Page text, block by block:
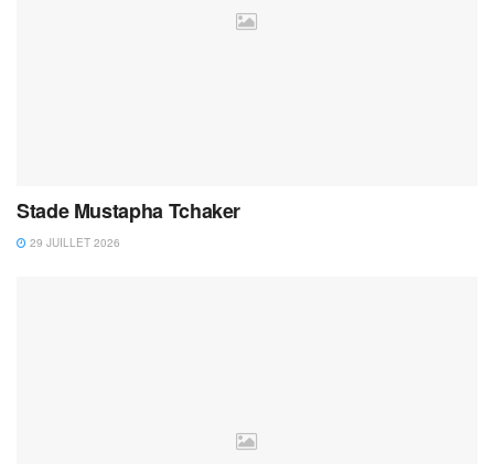
Stade Mustapha Tchaker
29 JUILLET 2026